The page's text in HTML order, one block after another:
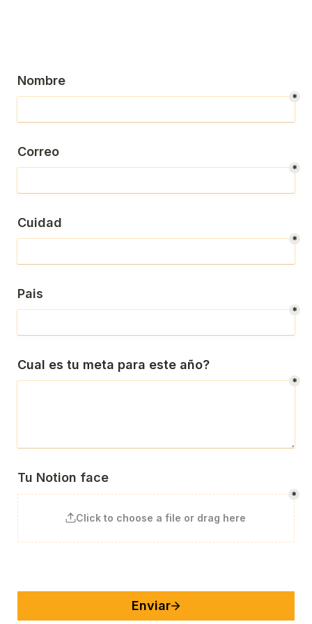
Nombre
*
Correo
*
Cuidad
*
Pais
*
Cual es tu meta para este año?
*
Tu Notion face
Click to choose a file or drag here
*
Enviar